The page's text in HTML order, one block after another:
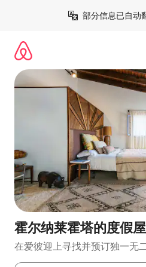
部分信息已自动
霍尔纳莱霍塔的度假屋
在爱彼迎上寻找并预订独一无